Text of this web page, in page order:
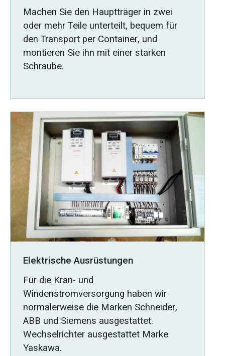
Machen Sie den Hauptträger in zwei
oder mehr Teile unterteilt, bequem für
den Transport per Container, und
montieren Sie ihn mit einer starken
Schraube.
Elektrische Ausrüstungen
Für die Kran- und
Windenstromversorgung haben wir
normalerweise die Marken Schneider,
ABB und Siemens ausgestattet.
Wechselrichter ausgestattet Marke
Yaskawa.